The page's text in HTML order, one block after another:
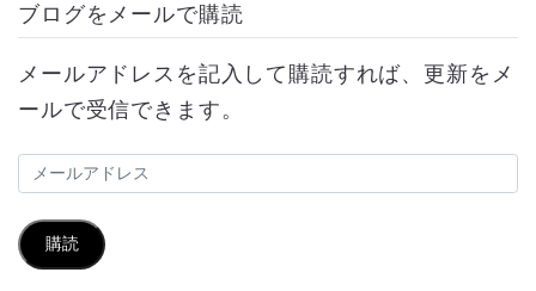
ブログをメールで購読
メールアドレスを記入して購読すれば、更新をメ
ールで受信できます。
メ
ル
ア
購読